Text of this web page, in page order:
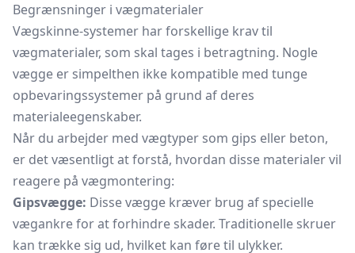
Begrænsninger i vægmaterialer
Vægskinne-systemer har forskellige krav til
vægmaterialer, som skal tages i betragtning. Nogle
vægge er simpelthen ikke kompatible med tunge
opbevaringssystemer på grund af deres
materialeegenskaber.
Når du arbejder med vægtyper som gips eller beton,
er det væsentligt at forstå, hvordan disse materialer vil
reagere på vægmontering:
Gipsvægge: Disse vægge kræver brug af specielle
vægankre for at forhindre skader. Traditionelle skruer
kan trække sig ud, hvilket kan føre til ulykker.